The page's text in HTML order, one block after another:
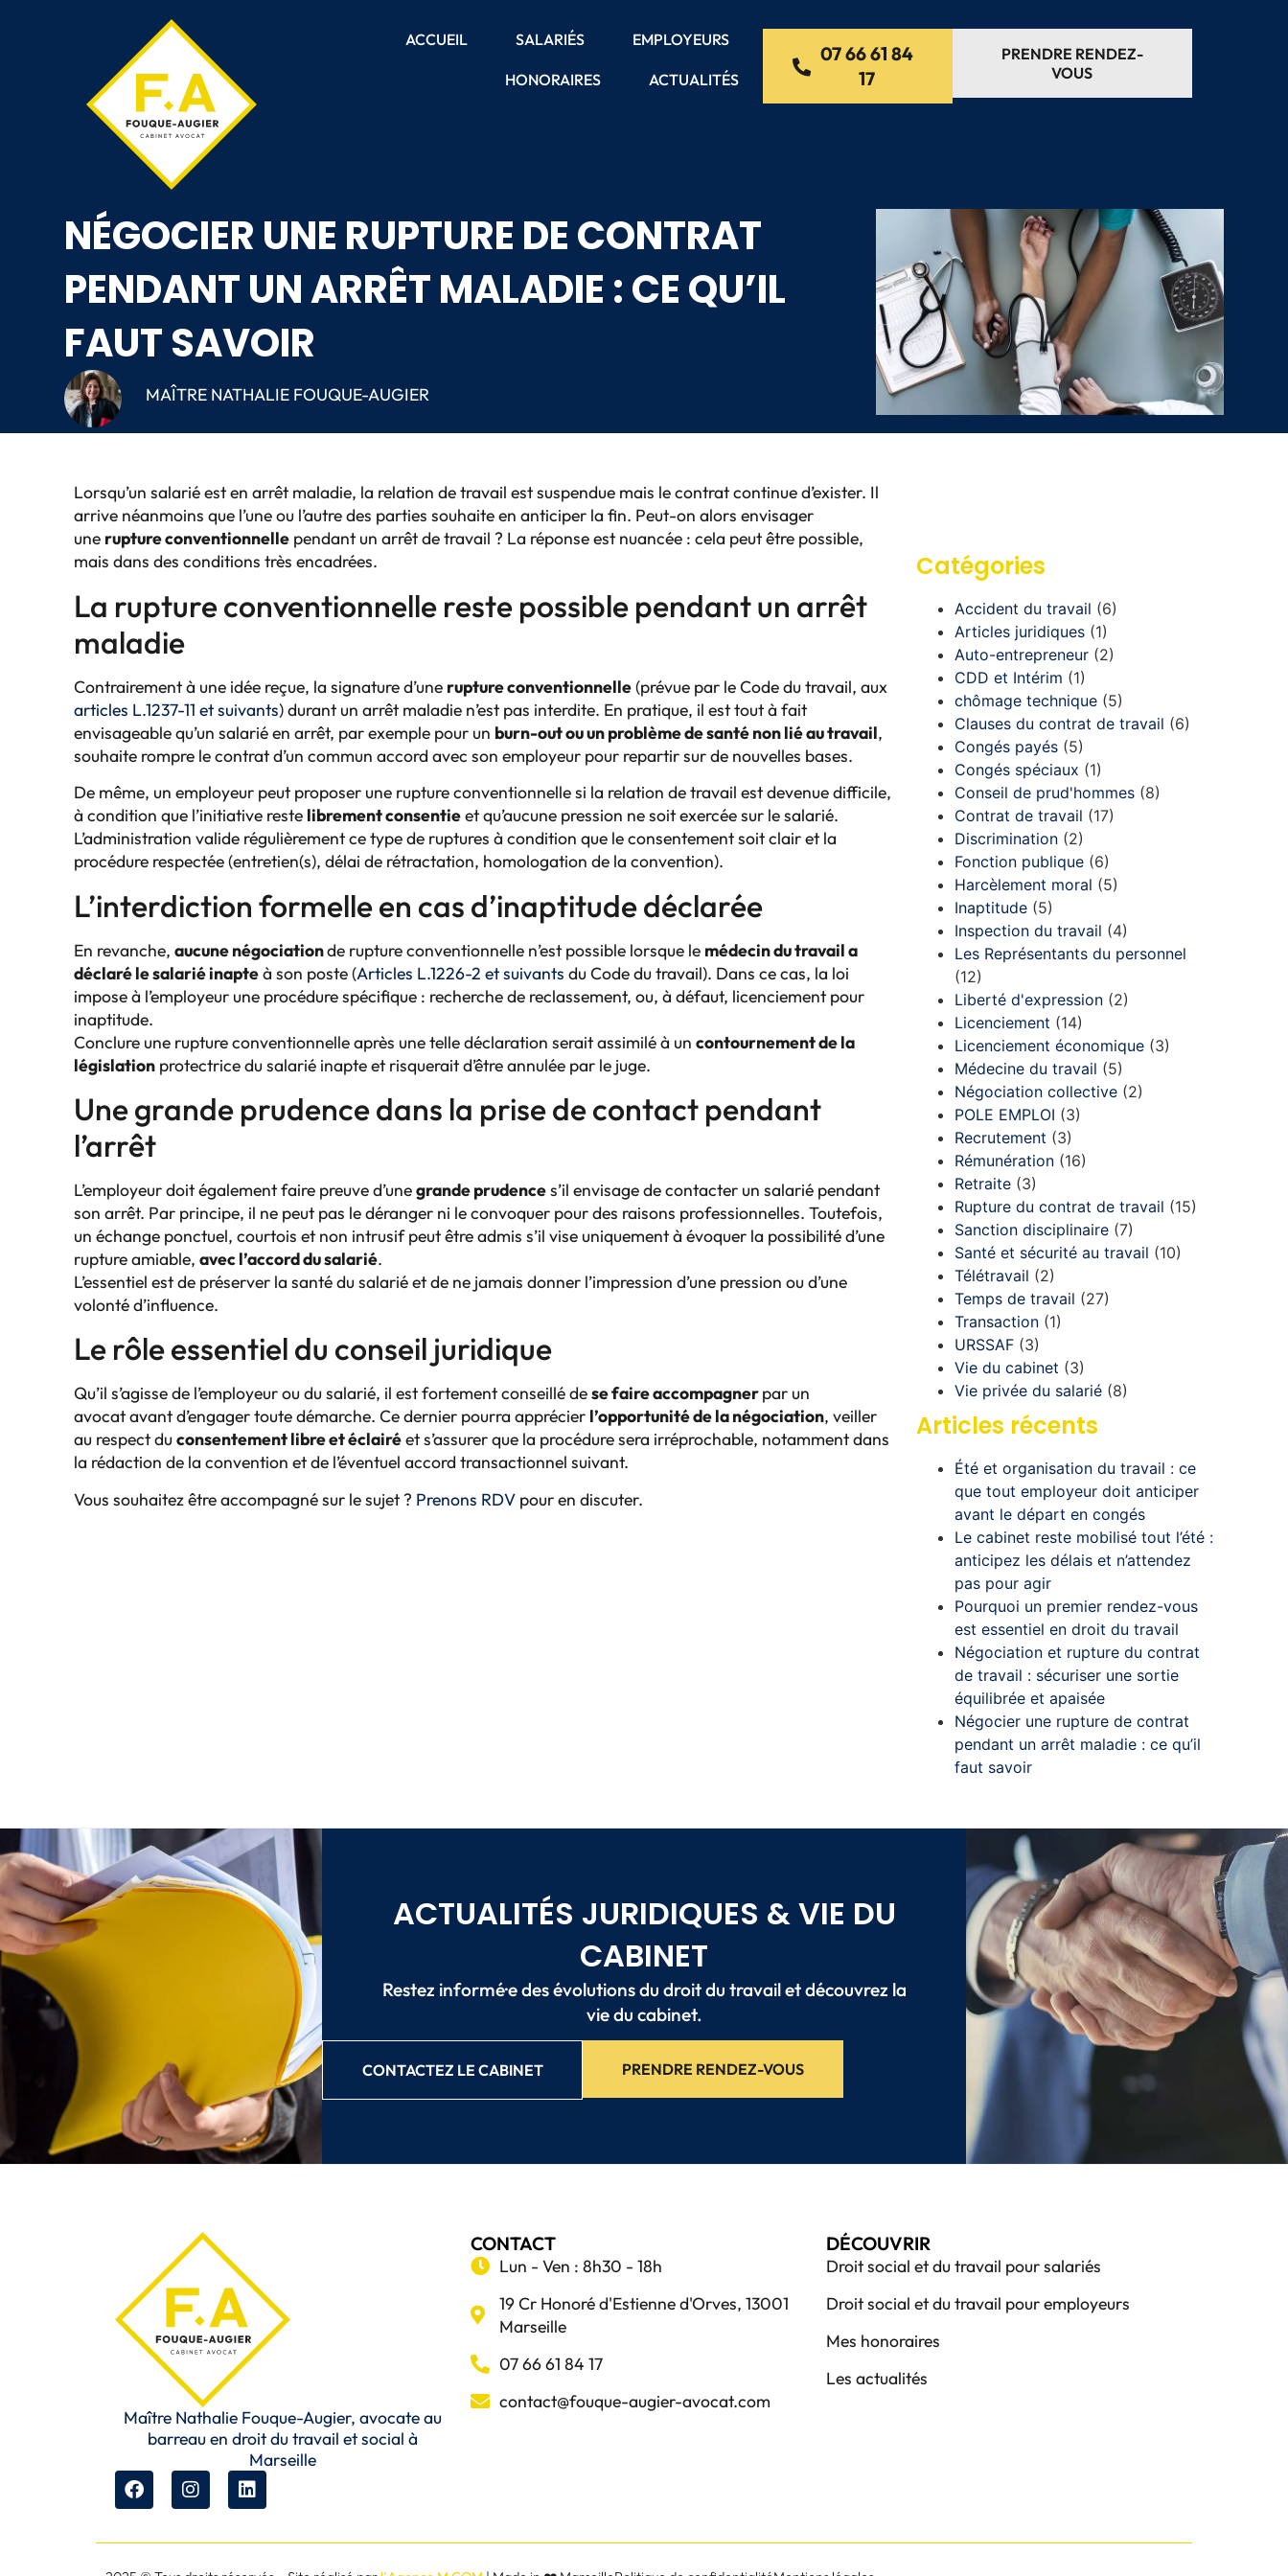
ACCUEIL SALARIÉS EMPLOYEURS
HONORAIRES ACTUALITÉS
07 66 61 84
17
PRENDRE RENDEZ-
VOUS
NÉGOCIER UNE RUPTURE DE CONTRAT
PENDANT UN ARRÊT MALADIE : CE QU’IL
FAUT SAVOIR
MAÎTRE NATHALIE FOUQUE-AUGIER
Lorsqu’un salarié est en arrêt maladie, la relation de travail est suspendue mais le contrat continue d’exister. Il
arrive néanmoins que l’une ou l’autre des parties souhaite en anticiper la fin. Peut-on alors envisager
une rupture conventionnelle pendant un arrêt de travail ? La réponse est nuancée : cela peut être possible,
mais dans des conditions très encadrées.
La rupture conventionnelle reste possible pendant un arrêt
maladie
Contrairement à une idée reçue, la signature d’une rupture conventionnelle(prévue par le Code du travail, aux
articles L.1237-11 et suivants) durant un arrêt maladie n’est pas interdite. En pratique, il est tout à fait
envisageable qu’un salarié en arrêt, par exemple pour un burn-out ou un problème de santé non lié au travail,
souhaite rompre le contrat d’un commun accord avec son employeur pour repartir sur de nouvelles bases.
De même, un employeur peut proposer une rupture conventionnelle si la relation de travail est devenue difficile,
à condition que l’initiative reste librement consentieet qu’aucune pression ne soit exercée sur le salarié.
L’administration valide régulièrement ce type de ruptures à condition que le consentement soit clair et la
procédure respectée (entretien(s), délai de rétractation, homologation de la convention).
L’interdiction formelle en cas d’inaptitude déclarée
En revanche,aucune négociationde rupture conventionnelle n’est possible lorsque le médecin du travail a
déclaré le salarié inapteà son poste (Articles L.1226-2 et suivants du Code du travail). Dans ce cas, la loi
impose à l’employeur une procédure spécifique : recherche de reclassement, ou, à défaut, licenciement pour
inaptitude.
Conclure une rupture conventionnelle après une telle déclaration serait assimilé à uncontournement de la
législation protectrice du salarié inapte et risquerait d’être annulée par le juge.
Une grande prudence dans la prise de contact pendant
l’arrêt
L’employeur doit également faire preuve d’unegrande prudences’il envisage de contacter un salarié pendant
son arrêt. Par principe, il ne peut pas le déranger ni le convoquer pour des raisons professionnelles. Toutefois,
un échange ponctuel, courtois et non intrusif peut être admis s’il vise uniquement à évoquer la possibilité d’une
rupture amiable,avec l’accord du salarié.
L’essentiel est de préserver la santé du salarié et de ne jamais donner l’impression d’une pression ou d’une
volonté d’influence.
Le rôle essentiel du conseil juridique
Qu’il s’agisse de l’employeur ou du salarié, il est fortement conseillé dese faire accompagnerpar un
avocat avant d’engager toute démarche. Ce dernier pourra apprécier l’opportunité de la négociation, veiller
au respect duconsentement libre et éclairéet s’assurer que la procédure sera irréprochable, notamment dans
la rédaction de la convention et de l’éventuel accord transactionnel suivant.
Vous souhaitez être accompagné sur le sujet ? Prenons RDV pour en discuter.
Catégories
Accident du travail (6)
Articles juridiques (1)
Auto-entrepreneur (2)
CDD et Intérim (1)
chômage technique (5)
Clauses du contrat de travail (6)
Congés payés (5)
Congés spéciaux (1)
Conseil de prud'hommes (8)
Contrat de travail (17)
Discrimination (2)
Fonction publique (6)
Harcèlement moral (5)
Inaptitude (5)
Inspection du travail (4)
Les Représentants du personnel
(12)
Liberté d'expression (2)
Licenciement (14)
Licenciement économique (3)
Médecine du travail (5)
Négociation collective (2)
POLE EMPLOI (3)
Recrutement (3)
Rémunération (16)
Retraite (3)
Rupture du contrat de travail (15)
Sanction disciplinaire (7)
Santé et sécurité au travail (10)
Télétravail (2)
Temps de travail (27)
Transaction (1)
URSSAF (3)
Vie du cabinet (3)
Vie privée du salarié (8)
Articles récents
Été et organisation du travail : ce
que tout employeur doit anticiper
avant le départ en congés
Le cabinet reste mobilisé tout l’été :
anticipez les délais et n’attendez
pas pour agir
Pourquoi un premier rendez-vous
est essentiel en droit du travail
Négociation et rupture du contrat
de travail : sécuriser une sortie
équilibrée et apaisée
Négocier une rupture de contrat
pendant un arrêt maladie : ce qu’il
faut savoir
ACTUALITÉS JURIDIQUES & VIE DU
CABINET
Restez informé·e des évolutions du droit du travail et découvrez la
vie du cabinet.
CONTACTEZ LE CABINET PRENDRE RENDEZ-VOUS
Maître Nathalie Fouque-Augier, avocate au
barreau en droit du travail et social à
Marseille
CONTACT
Lun - Ven : 8h30 - 18h
19 Cr Honoré d'Estienne d'Orves, 13001
Marseille
07 66 61 84 17
contact@fouque-augier-avocat.com
DÉCOUVRIR
Droit social et du travail pour salariés
Droit social et du travail pour employeurs
Mes honoraires
Les actualités